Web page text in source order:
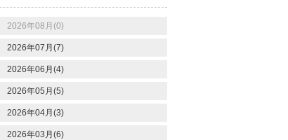
2026年08月(0)
2026年07月(7)
2026年06月(4)
2026年05月(5)
2026年04月(3)
2026年03月(6)